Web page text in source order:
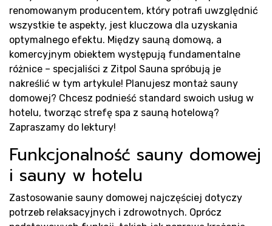
renomowanym producentem, który potrafi uwzględnić
wszystkie te aspekty, jest kluczowa dla uzyskania
optymalnego efektu. Między sauną domową, a
komercyjnym obiektem występują fundamentalne
różnice – specjaliści z Zitpol Sauna spróbują je
nakreślić w tym artykule! Planujesz montaż sauny
domowej? Chcesz podnieść standard swoich usług w
hotelu, tworząc strefę spa z sauną hotelową?
Zapraszamy do lektury!
Funkcjonalność sauny domowej
i sauny w hotelu
Zastosowanie sauny domowej najczęściej dotyczy
potrzeb relaksacyjnych i zdrowotnych. Oprócz